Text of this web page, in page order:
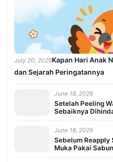
July 20, 2026Kapan Hari Anak
dan Sejarah Peringatannya
June 18, 2026
Setelah Peeling
Sebaiknya
June 18, 2026
Sebelum Reapply
Muka Pakai